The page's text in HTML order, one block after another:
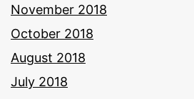
November 2018
October 2018
August 2018
July 2018